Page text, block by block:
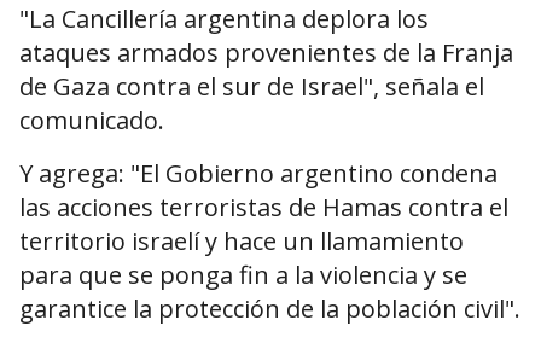
"La Cancillería argentina deplora los
ataques armados provenientes de la Franja
de Gaza contra el sur de Israel", señala el
comunicado.
Y agrega: "El Gobierno argentino condena
las acciones terroristas de Hamas contra el
territorio israelí y hace un llamamiento
para que se ponga fin a la violencia y se
garantice la protección de la población civil".